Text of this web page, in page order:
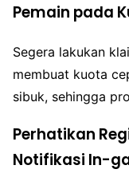
Pemain pada
Segera lakukan
membuat kuota
sibuk, sehingga
Perhatikan
Notifikasi In-